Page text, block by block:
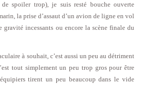
spoiler trop), je suis resté bouche ouverte
la prise d’assaut d’un avion de ligne en vol
gravité incessants ou encore la scène finale du
à souhait, c’est aussi un peu au détriment
tout simplement un peu trop gros pour être
tirent un peu beaucoup dans le vide